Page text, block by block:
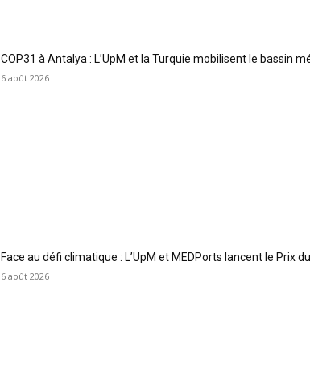
COP31 à Antalya : L’UpM et la Turquie mobilisent le bassin
6 août 2026
Face au défi climatique : L’UpM et MEDPorts lancent le Prix
6 août 2026